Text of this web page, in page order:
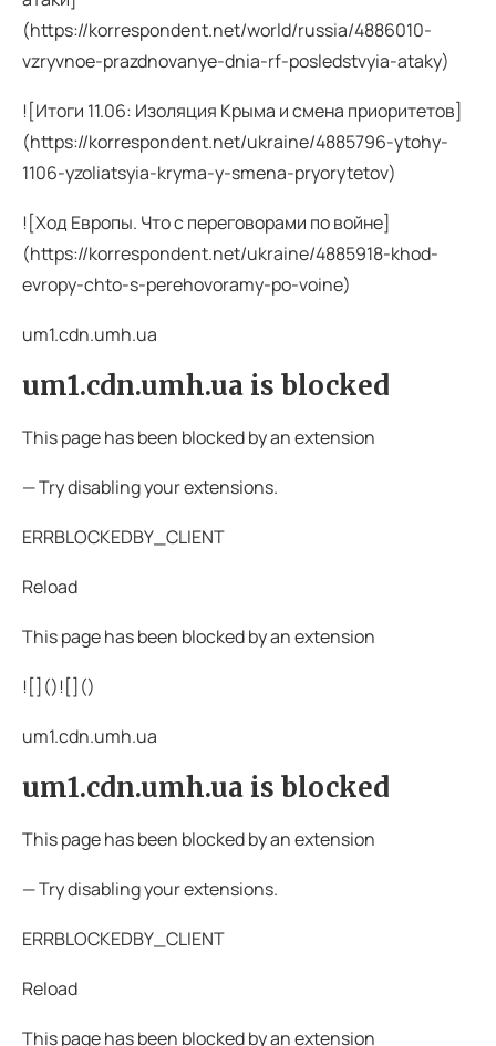
(https://korrespondent.net/world/russia/4886010-
vzryvnoe-prazdnovanye-dnia-rf-posledstvyia-ataky)
![Итоги 11.06: Изоляция Крыма и смена приоритетов]
(https://korrespondent.net/ukraine/4885796-ytohy-
1106-yzoliatsyia-kryma-y-smena-pryorytetov)
![Ход Европы. Что с переговорами по войне]
(https://korrespondent.net/ukraine/4885918-khod-
evropy-chto-s-perehovoramy-po-voine)
um1.cdn.umh.ua
um1.cdn.umh.ua is blocked
This page has been blocked by an extension
— Try disabling your extensions.
ERRBLOCKEDBY_CLIENT
Reload
This page has been blocked by an extension
![]()![]()
um1.cdn.umh.ua
um1.cdn.umh.ua is blocked
This page has been blocked by an extension
— Try disabling your extensions.
ERRBLOCKEDBY_CLIENT
Reload
This page has been blocked by an extension